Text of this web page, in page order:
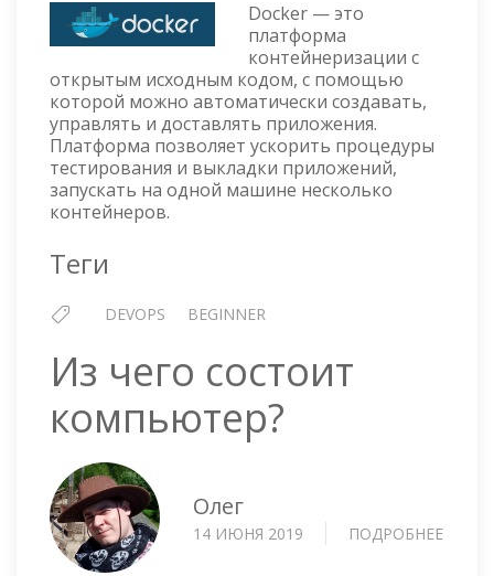
Docker — это
платформа
контейнеризации с
открытым исходным кодом, с помощью
которой можно автоматически создавать,
управлять и доставлять приложения.
Платформа позволяет ускорить процедуры
тестирования и выкладки приложений,
запускать на одной машине несколько
контейнеров.
Теги
DEVOPS BEGINNER
Из чего состоит
компьютер?
Олег
14 ИЮНЯ 2019 ПОДРОБНЕЕ